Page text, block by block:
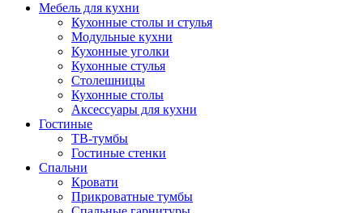
Мебель для кухни
Кухонные столы и стулья
Модульные кухни
Кухонные уголки
Кухонные стулья
Столешницы
Кухонные столы
Аксессуары для кухни
Гостиные
ТВ-тумбы
Гостиные стенки
Спальни
Кровати
Прикроватные тумбы